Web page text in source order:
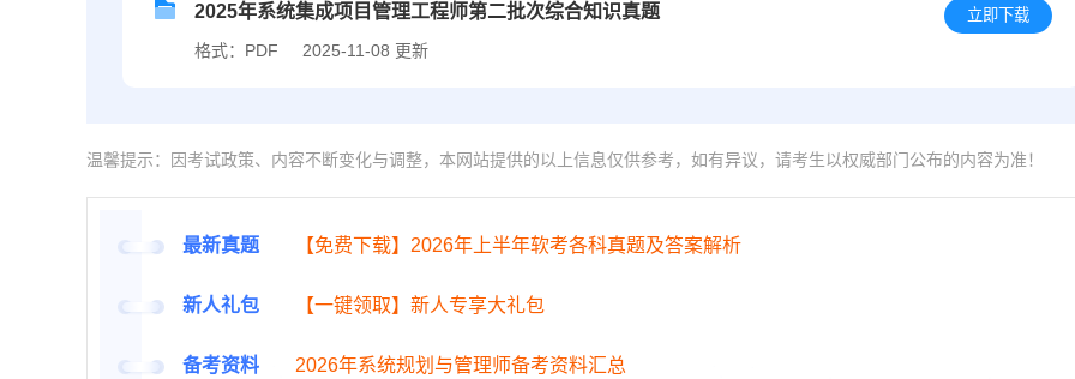
2025年系统集成项目管理工程师第二批次综合知识真题
格式：PDF 2025-11-08 更新
立即下载
温馨提示：因考试政策、内容不断变化与调整，本网站提供的以上信息仅供参考，如有异议，请考生以权威部门公布的内容为准！
最新真题 【免费下载】2026年上半年软考各科真题及答案解析
新人礼包 【一键领取】新人专享大礼包
备考资料 2026年系统规划与管理师备考资料汇总